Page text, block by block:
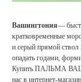
Вашингтония—
кратковременные
и серый прямой ствол
опадать годами,
Купить ПАЛЬМА
нас в интернет-